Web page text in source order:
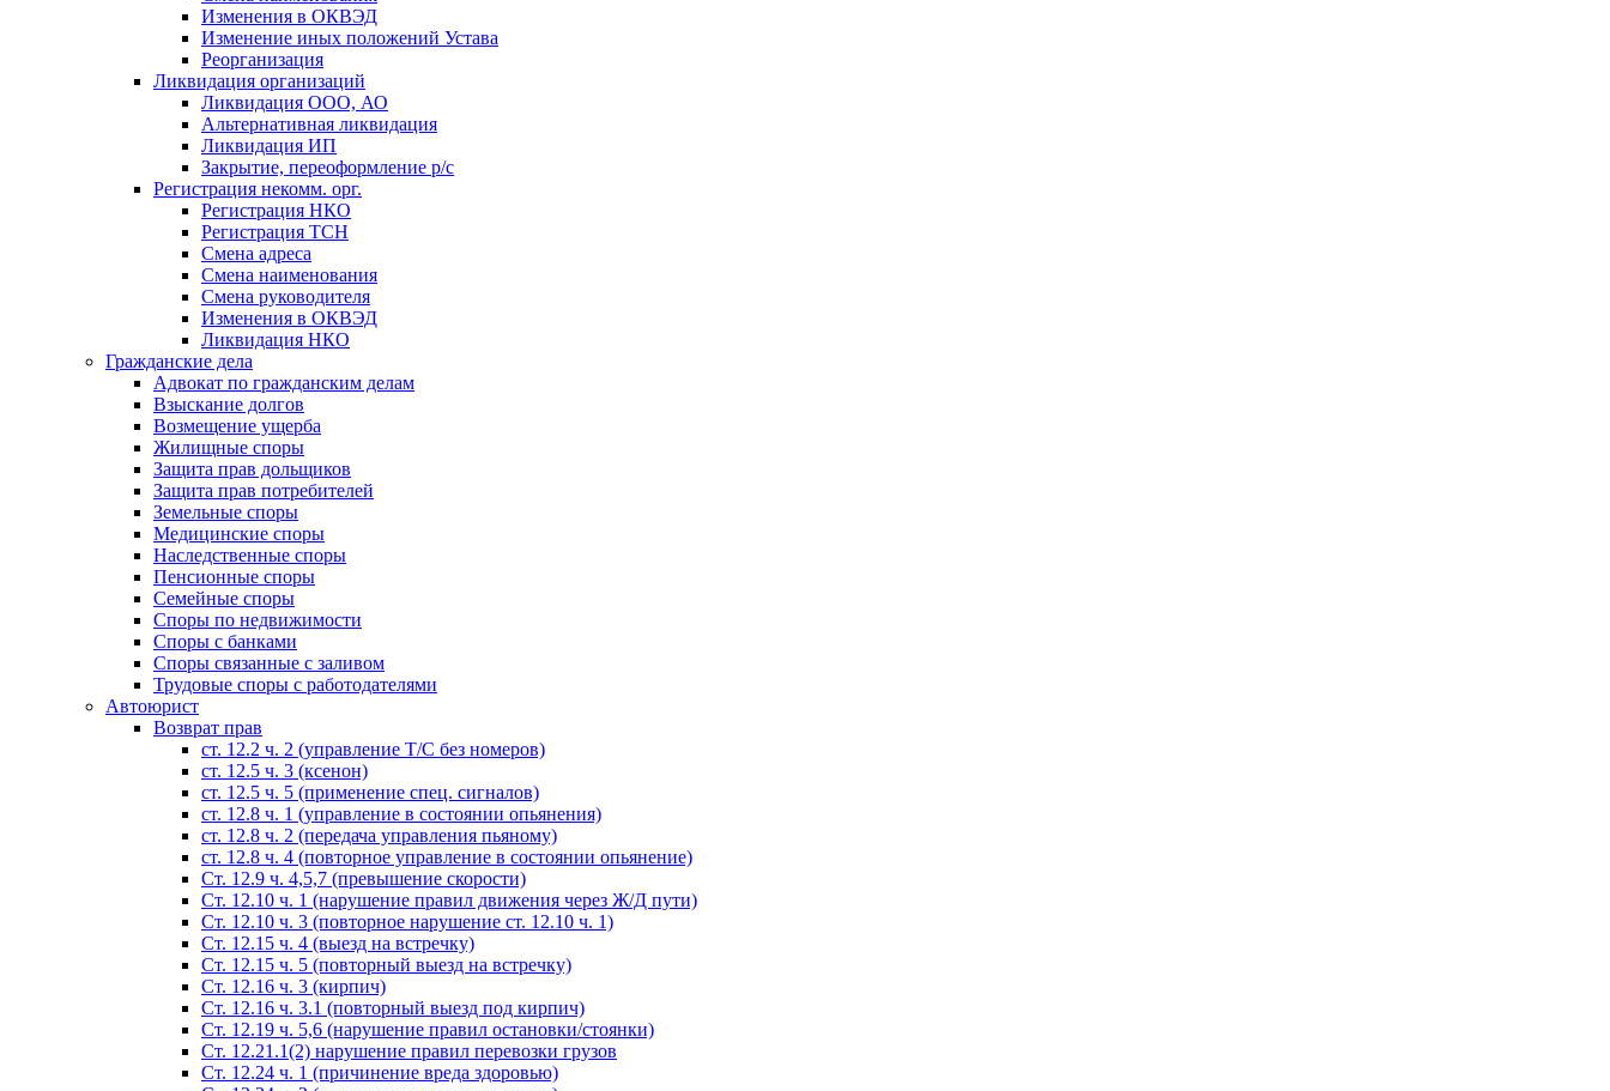
Изменения в ОКВЭД
Изменение иных положений Устава
Реорганизация
Ликвидация организаций
Ликвидация ООО, АО
Альтернативная ликвидация
Ликвидация ИП
Закрытие, переоформление р/с
Регистрация некомм. орг.
Регистрация НКО
Регистрация ТСН
Смена адреса
Смена наименования
Смена руководителя
Изменения в ОКВЭД
Ликвидация НКО
Гражданские дела
Адвокат по гражданским делам
Взыскание долгов
Возмещение ущерба
Жилищные споры
Защита прав дольщиков
Защита прав потребителей
Земельные споры
Медицинские споры
Наследственные споры
Пенсионные споры
Семейные споры
Cпоры по недвижимости
Споры с банками
Споры связанные с заливом
Трудовые споры с работодателями
Автоюрист
Возврат прав
ст. 12.2 ч. 2 (управление Т/С без номеров)
ст. 12.5 ч. 3 (ксенон)
ст. 12.5 ч. 5 (применение спец. сигналов)
cт. 12.8 ч. 1 (управление в состоянии опьянения)
ст. 12.8 ч. 2 (передача управления пьяному)
ст. 12.8 ч. 4 (повторное управление в состоянии опьянение)
Ст. 12.9 ч. 4,5,7 (превышение скорости)
Ст. 12.10 ч. 1 (нарушение правил движения через Ж/Д пути)
Ст. 12.10 ч. 3 (повторное нарушение ст. 12.10 ч. 1)
Ст. 12.15 ч. 4 (выезд на встречку)
Ст. 12.15 ч. 5 (повторный выезд на встречку)
Ст. 12.16 ч. 3 (кирпич)
Ст. 12.16 ч. 3.1 (повторный выезд под кирпич)
Ст. 12.19 ч. 5,6 (нарушение правил остановки/стоянки)
Ст. 12.21.1(2) нарушение правил перевозки грузов
Ст. 12.24 ч. 1 (причинение вреда здоровью)